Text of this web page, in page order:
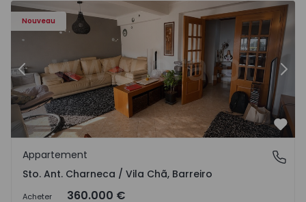
Nouveau
- 1573477 - 14
Appartement T3 Barreiro, Sto. Ant. Charneca / Vila Chã -
Précédent
Sto. Ant. Charneca / Vila Chã, Barreiro
Appartement
Sto. Ant. Charneca / Vila Chã, Barreiro
Acheter 360.000 €